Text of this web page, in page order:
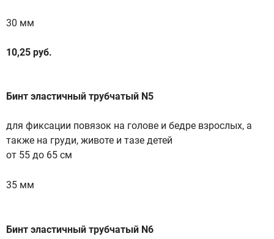
30 мм
10,25 руб.
Бинт эластичный трубчатый N5
для фиксации повязок на голове и бедре взрослых, а
также на груди, животе и тазе детей
от 55 до 65 см
35 мм
Бинт эластичный трубчатый N6